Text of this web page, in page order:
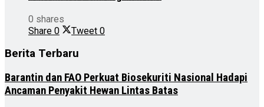
0 shares
Share 0 Tweet 0
Berita Terbaru
Barantin dan FAO Perkuat Biosekuriti Nasional Hadapi
Ancaman Penyakit Hewan Lintas Batas